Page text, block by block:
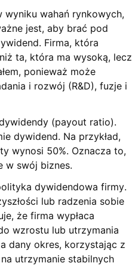
wyniku wahań rynkowych,
jest, aby brać pod
Firma, która
ta, która ma wysoką, lecz
ponieważ może
i rozwój (R&D), fuzje i
(payout ratio).
dywidend. Na przykład,
wynosi 50%. Oznacza to,
w swój biznes.
dywidendowa firmy.
lub radzenia sobie
że firma wypłaca
wzrostu lub utrzymania
dany okres, korzystając z
utrzymanie stabilnych